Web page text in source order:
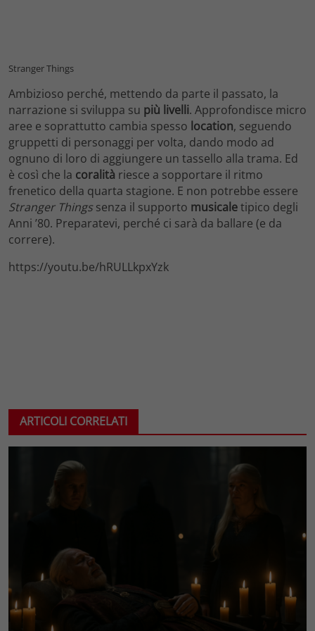
Stranger Things
Ambizioso perché, mettendo da parte il passato, la
narrazione si sviluppa su più livelli. Approfondisce micro
aree e soprattutto cambia spesso location, seguendo
gruppetti di personaggi per volta, dando modo ad
ognuno di loro di aggiungere un tassello alla trama. Ed
è così che la coralità riesce a sopportare il ritmo
frenetico della quarta stagione. E non potrebbe essere
Stranger Things senza il supporto musicaletipico degli
Anni ’80. Preparatevi, perché ci sarà da ballare (e da
correre).
https://youtu.be/hRULLkpxYzk
ARTICOLI CORRELATI